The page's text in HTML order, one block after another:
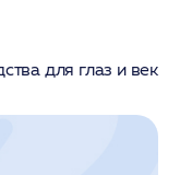
для глаз и век